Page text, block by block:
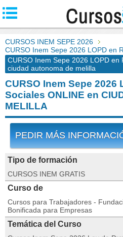
CURSOS INEM SEPE 2026
CURSO Inem Sepe 2026 LOPD en
CURSO Inem Sepe 2026 LOPD en
ciudad autonoma de melilla
CURSO Inem Sepe 2026
Sociales ONLINE en
MELILLA
PEDIR MÁS
Tipo de formación
CURSOS INEM GRATIS
Curso de
Cursos para Trabajadores -
Bonificada para Empresas
Temática del Curso